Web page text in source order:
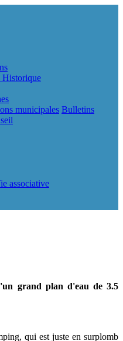
Historique
municipales Bulletins
associative
'un grand plan d'eau de 3.5
qui est juste en surplomb